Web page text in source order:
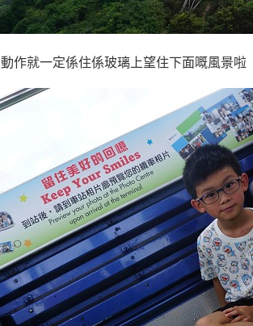
作就一定係住係玻璃上望住下面嘅風景啦